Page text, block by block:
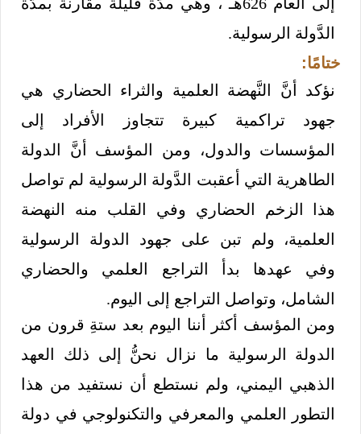
الدَّولة الرسولية.
ختامًا:
نؤكد أنَّ النَّهضة العلمية والثراء الحضاري هي
جهود تراكمية كبيرة تتجاوز الأفراد إلى
المؤسسات والدول، ومن المؤسف أنَّ الدولة
الطاهرية التي أعقبت الدَّولة الرسولية لم تواصل
هذا الزخم الحضاري وفي القلب منه النهضة
العلمية، ولم تبن على جهود الدولة الرسولية
وفي عهدها بدأ التراجع العلمي والحضاري
الشامل، وتواصل التراجع إلى اليوم.
ومن المؤسف أكثر أننا اليوم بعد ستةِ قرون من
الدولة الرسولية ما نزال نحنُّ إلى ذلك العهد
الذهبي اليمني، ولم نستطع أن نستفيد من هذا
التطور العلمي والمعرفي والتكنولوجي في دولة